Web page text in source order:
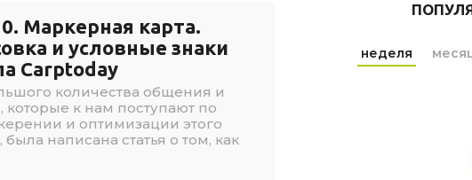
Маркерная карта.
и условные знаки
Carptoday
количества общения и
которые к нам поступают по
и оптимизации этого
была написана статья о том, как
неделя